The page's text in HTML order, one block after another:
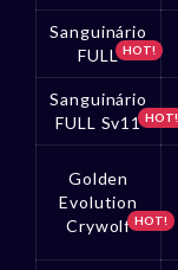
Sanguinário
FULL HOT!
Sanguinário
FULL Sv11 HOT!
Golden
Evolution
Crywolf HOT!